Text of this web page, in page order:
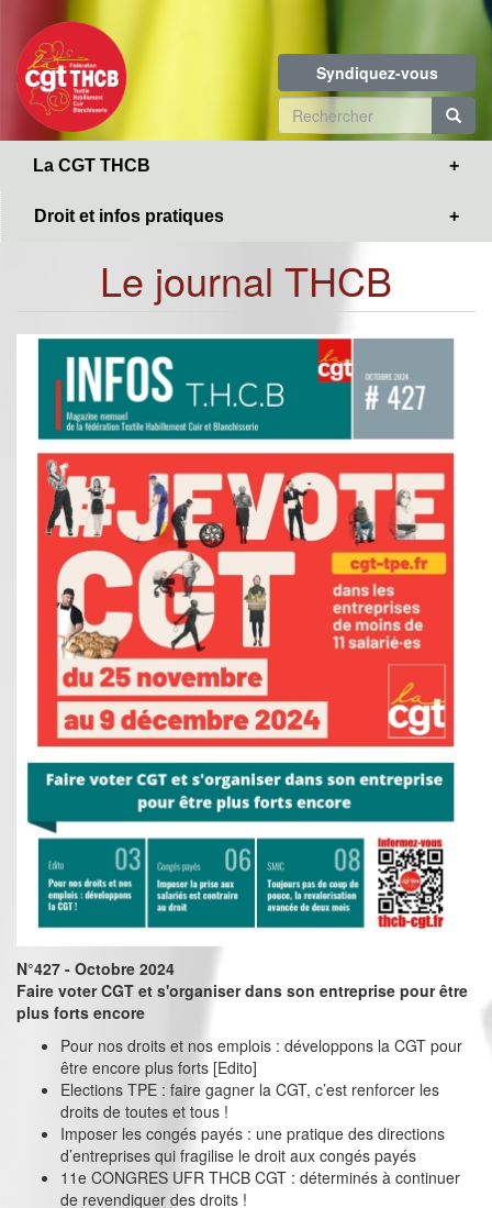
contenu
principal
Syndiquez-vous
Formulaire
de
La CGT THCB
Droit et infos pratiques
Le journal THCB
N°427 - Octobre 2024
Faire voter CGT et s'organiser dans son entreprise pour être
plus forts encore
Pour nos droits et nos emplois : développons la CGT pour
être encore plus forts [Edito]
Elections TPE : faire gagner la CGT, c’est renforcer les
droits de toutes et tous !
Imposer les congés payés : une pratique des directions
d’entreprises qui fragilise le droit aux congés payés
11e CONGRES UFR THCB CGT : déterminés à continuer
de revendiquer des droits !